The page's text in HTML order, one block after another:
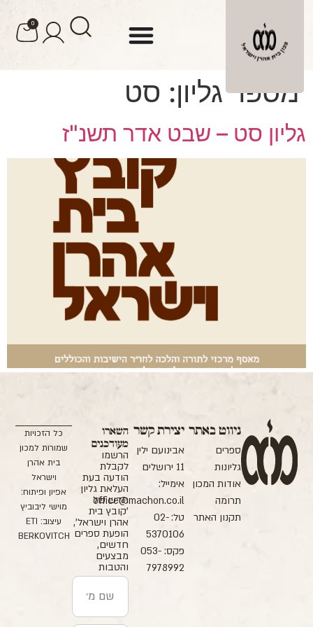
0
מספר גליון: סט
גליון סט – שבט אדר תשנ"ז
ניווט באתר
ספרים
גליונות
אודות המכון
תרומה
תקנון האתר
יצירת קשר
אבינועם ילין
11 ירושלים
אימייל:
office@machon.co.il
טל: 02-
5370106
פקס: 053-
7978992
השארו
מעודכנים
הרשמו
לקבלת
הודעה בעת
העלאת גליון
חדש של
'קובץ בית
אהרן וישראל',
הופעת ספרים
חדשים,
מבצעים
והטבות
כל הזכויות
שמורות למכון
בית אהרן
וישראל
אפיון ופיתוח:
מוישי ליבוביץ
עיצוב: ETI
BERKOVITCH